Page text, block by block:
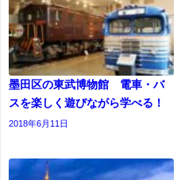
墨田区の東武博物館 電車・バ
スを楽しく遊びながら学べる！
2018年6月11日